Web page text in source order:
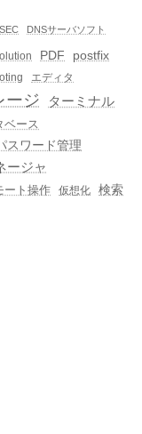
DNSサーバソフト
PDF postfix
エディタ
ージ
ターミナル
ベース
スワード管理
ージャ
ート操作 仮想化 検索